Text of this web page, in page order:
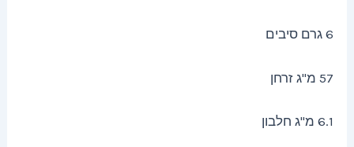
6 גרם סיבים
57 מ"ג זרחן
6.1 מ"ג חלבון